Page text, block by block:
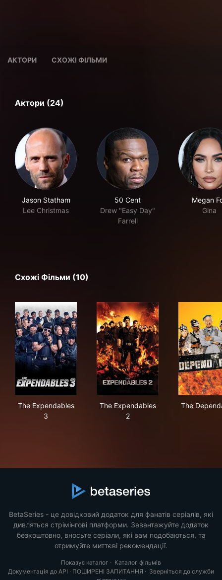
АКТОРИ СХОЖІ ФІЛЬМИ
Актори (24)
Jason Statham
Lee Christmas
50 Cent
Drew "Easy Day"
Farrell
Megan
Gina
Схожі Фільми (10)
The Expendables
3
The Expendables
2
The
BetaSeries - це довідковий додаток для фанатів серіалів, які
дивляться стрімінгові платформи. Завантажуйте додаток
безкоштовно, вносьте серіали, які вам подобаються, та
отримуйте миттєві рекомендації.
Показує каталог · Каталог фільмів
Документація до API · ПОШИРЕНІ ЗАПИТАННЯ · Зверніться до служби